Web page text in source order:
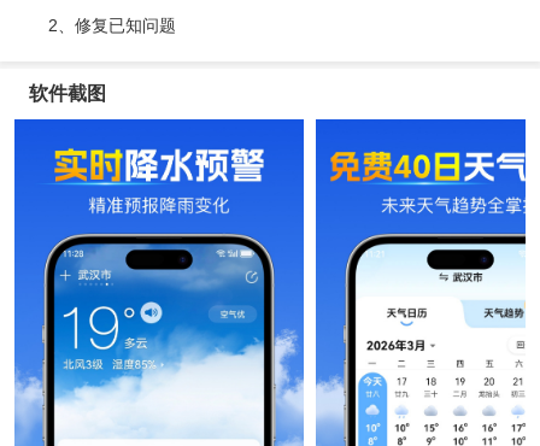
2、修复已知问题
软件截图